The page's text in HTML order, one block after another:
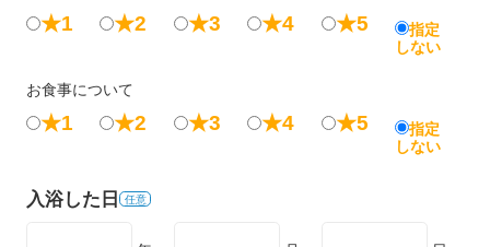
★1 ★2 ★3 ★4 ★5
指定
しない
お食事について
★1 ★2 ★3 ★4 ★5
指定
しない
入浴した日 任意